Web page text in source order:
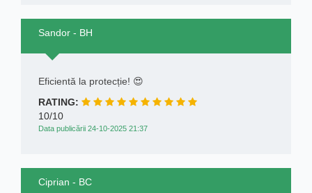
Sandor - BH
Eficientă la protecție! 😍
RATING:
10/10
Data publicării 24-10-2025 21:37
Ciprian - BC